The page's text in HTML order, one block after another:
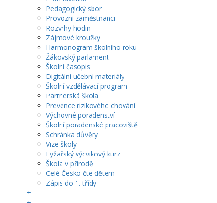
Pedagogický sbor
Provozní zaměstnanci
Rozvrhy hodin
Zájmové kroužky
Harmonogram školního roku
Žákovský parlament
Školní časopis
Digitální učební materiály
Školní vzdělávací program
Partnerská škola
Prevence rizikového chování
Výchovné poradenství
Školní poradenské pracoviště
Schránka důvěry
Vize školy
Lyžařský výcvikový kurz
Škola v přírodě
Celé Česko čte dětem
Zápis do 1. třídy
+